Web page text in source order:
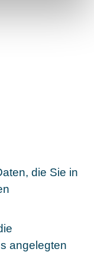
die Sie in
angelegten